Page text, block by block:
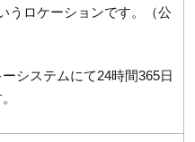
うロケーションです。（公
システムにて24時間365日